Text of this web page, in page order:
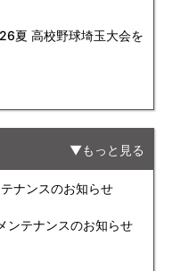
夏 高校野球埼玉大会を
もっと見る
ナンスのお知らせ
ンテナンスのお知らせ